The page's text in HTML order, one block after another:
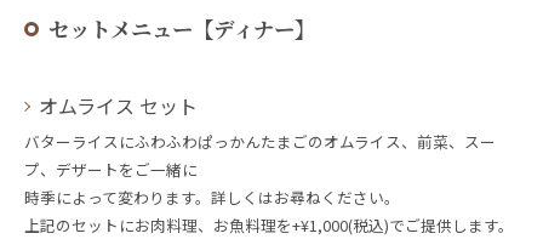
セットメニュー【ディナー】
オムライス セット
バターライスにふわふわぱっかんたまごのオムライス、前菜、スー
プ、デザートをご一緒に
時季によって変わります。詳しくはお尋ねください。
上記のセットにお肉料理、お魚料理を+¥1,000(税込)でご提供します。